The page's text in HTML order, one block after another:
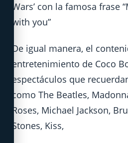
Wars’ con la famosa frase
with you”
De igual manera, el
entretenimiento de Coco
espectáculos que
como The Beatles,
Roses, Michael Jackson,
Stones, Kiss,